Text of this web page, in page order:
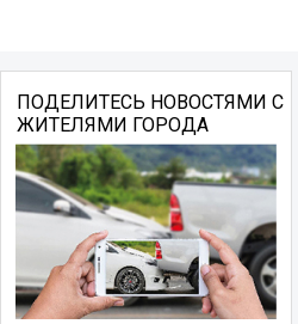
ПОДЕЛИТЕСЬ НОВОСТЯМИ С
ЖИТЕЛЯМИ ГОРОДА